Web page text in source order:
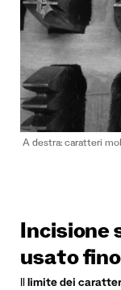
A destra: caratteri
Incisione
usato
Illimite dei